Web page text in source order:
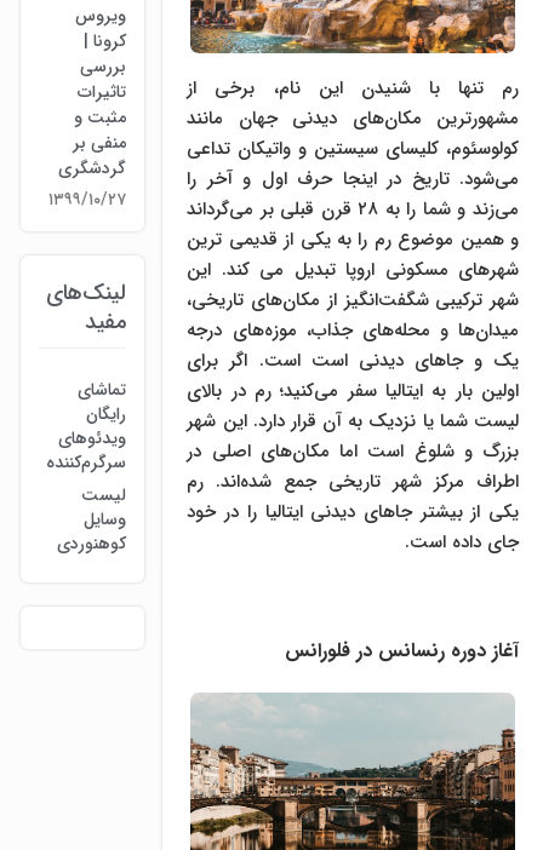
رم تنها با شنیدن این نام، برخی از
مشهورترین مکان‌های دیدنی جهان مانند
کولوسئوم، کلیسای سیستین و واتیکان تداعی
می‌شود. تاریخ در اینجا حرف اول و آخر را
می‌زند و شما را به ۲۸ قرن قبلی بر می‌گرداند
و همین موضوع رم را به یکی از قدیمی ترین
شهرهای مسکونی اروپا تبدیل می کند. این
شهر ترکیبی شگفت‌انگیز از مکان‌های تاریخی،
میدان‌ها و محله‌های جذاب، موزه‌های درجه
یک و جاهای دیدنی است است. اگر برای
اولین بار به ایتالیا سفر می‌کنید؛ رم در بالای
لیست شما یا نزدیک به آن قرار دارد. این شهر
بزرگ و شلوغ است اما مکان‌های اصلی در
اطراف مرکز شهر تاریخی جمع شده‌اند. رم
یکی از بیشتر جاهای دیدنی ایتالیا را در خود
جای داده است.
آغاز دوره رنسانس در فلورانس
ویروس
کرونا |
بررسی
تاثیرات
مثبت و
منفی بر
گردشگری
۱۳۹۹/۱۰/۲۷
لینک‌های
مفید
تماشای
رایگان
ویدئوهای
سرگرم‌کننده
لیست
وسایل
کوهنوردی